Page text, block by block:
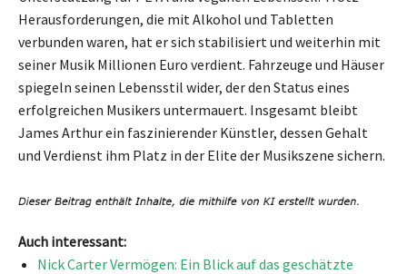
Herausforderungen, die mit Alkohol und Tabletten
verbunden waren, hat er sich stabilisiert und weiterhin mit
seiner Musik Millionen Euro verdient. Fahrzeuge und Häuser
spiegeln seinen Lebensstil wider, der den Status eines
erfolgreichen Musikers untermauert. Insgesamt bleibt
James Arthur ein faszinierender Künstler, dessen Gehalt
und Verdienst ihm Platz in der Elite der Musikszene sichern.
Auch interessant:
Nick Carter Vermögen: Ein Blick auf das geschätzte